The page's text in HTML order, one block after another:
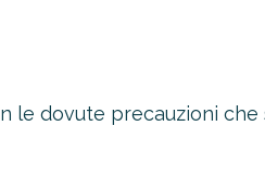
le dovute precauzioni che